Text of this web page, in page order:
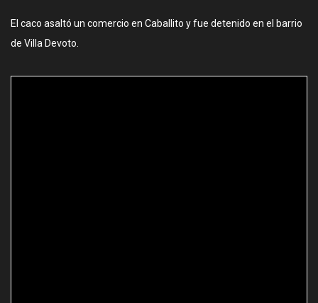
El caco asaltó un comercio en Caballito y fue detenido en el barrio
de Villa Devoto.